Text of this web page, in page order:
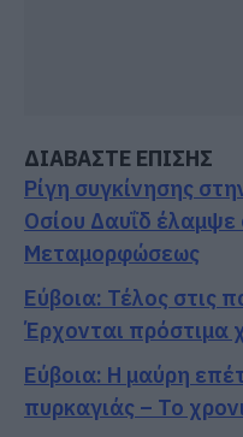
ΔΙΑΒΑΣΤΕ ΕΠΙΣΗΣ
Ρίγη συγκίνησης
Οσίου Δαυΐδ
Μεταμορφώσεως
Εύβοια: Τέλος στις
Έρχονται πρόστιμα
Εύβοια: Η μαύρη
πυρκαγιάς – Το